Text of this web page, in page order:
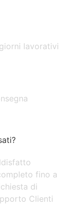
lavorativi
fino a
di
Clienti